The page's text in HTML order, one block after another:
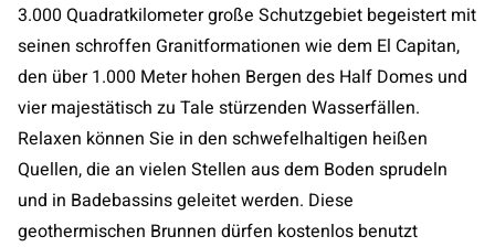
3.000 Quadratkilometer große Schutzgebiet begeistert mit
seinen schroffen Granitformationen wie dem El Capitan,
den über 1.000 Meter hohen Bergen des Half Domes und
vier majestätisch zu Tale stürzenden Wasserfällen.
Relaxen können Sie in den schwefelhaltigen heißen
Quellen, die an vielen Stellen aus dem Boden sprudeln
und in Badebassins geleitet werden. Diese
geothermischen Brunnen dürfen kostenlos benutzt